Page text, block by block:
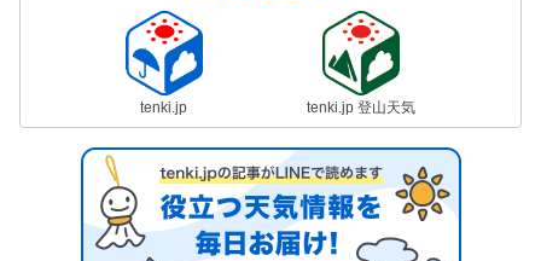
tenki.jp tenki.jp 登山天気